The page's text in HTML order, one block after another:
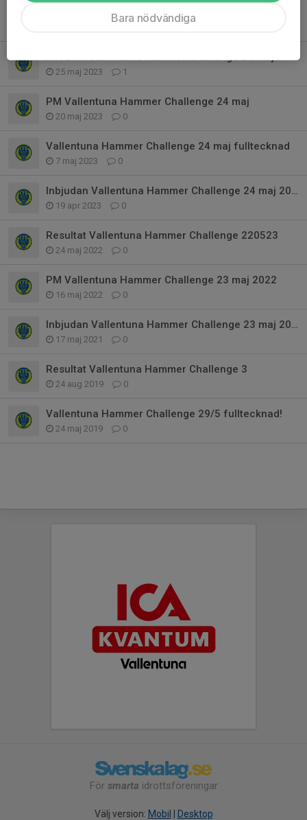
25 maj 2023 1
PM Vallentuna Hammer Challenge 24 maj
20 maj 2023 0
Vallentuna Hammer Challenge 24 maj fulltecknad
7 maj 2023 0
Inbjudan Vallentuna Hammer Challenge 24 maj 2023
19 apr 2023 0
Resultat Vallentuna Hammer Challenge 220523
24 maj 2022 0
PM Vallentuna Hammer Challenge 23 maj 2022
16 maj 2022 0
Inbjudan Vallentuna Hammer Challenge 23 maj 2022
17 maj 2021 0
Resultat Vallentuna Hammer Challenge 3
24 aug 2019 0
Vallentuna Hammer Challenge 29/5 fulltecknad!
24 maj 2019 0
För smarta idrottsföreningar
Välj version: Mobil | Desktop
Bara nödvändiga